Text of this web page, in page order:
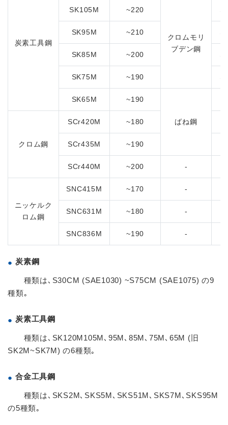
炭素工具鋼
SK105M ~220
クロムモリ
ブデン鋼
SK95M ~210
SK85M ~200
SK75M ~190
SK65M ~190
ばね鋼
クロム鋼
SCr420M ~180
SCr435M ~190
SCr440M ~200 -
ニッケルク
ロム鋼
SNC415M ~170 -
SNC631M ~180 -
SNC836M ~190 -
炭素鋼
種類は､S30CM (SAE1030) ~S75CM (SAE1075) の9
種類｡
炭素工具鋼
種類は､SK120M105M､95M､85M､75M､65M (旧
SK2M~SK7M) の6種類｡
合金工具鋼
種類は､SKS2M､SKS5M､SKS51M､SKS7M､SKS95M
の5種類｡